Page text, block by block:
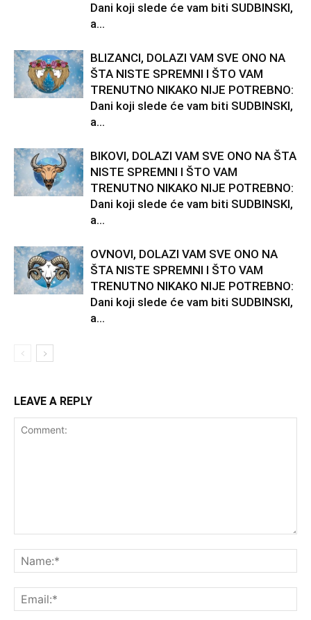
Dani koji slede će vam biti SUDBINSKI,
a...
BLIZANCI, DOLAZI VAM SVE ONO NA
ŠTA NISTE SPREMNI I ŠTO VAM
TRENUTNO NIKAKO NIJE POTREBNO:
Dani koji slede će vam biti SUDBINSKI,
a...
BIKOVI, DOLAZI VAM SVE ONO NA ŠTA
NISTE SPREMNI I ŠTO VAM
TRENUTNO NIKAKO NIJE POTREBNO:
Dani koji slede će vam biti SUDBINSKI,
a...
OVNOVI, DOLAZI VAM SVE ONO NA
ŠTA NISTE SPREMNI I ŠTO VAM
TRENUTNO NIKAKO NIJE POTREBNO:
Dani koji slede će vam biti SUDBINSKI,
a...
LEAVE A REPLY